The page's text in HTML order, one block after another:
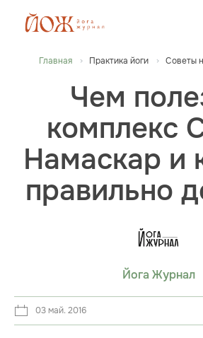
Главная Практика йоги Советы
Чем
комплекс
Намаскар и
правильно
Йога Журнал
03 май. 2016